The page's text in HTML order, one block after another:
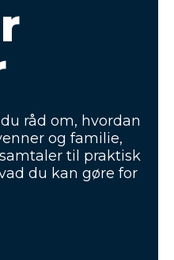
råd om, hvordan
og familie,
til praktisk
du kan gøre for